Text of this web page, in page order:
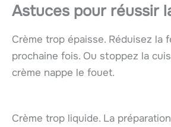
Astuces pour réussir
Crème trop épaisse. Réduisez la
prochaine fois. Ou stoppez la
crème nappe le fouet.
Crème trop liquide. La